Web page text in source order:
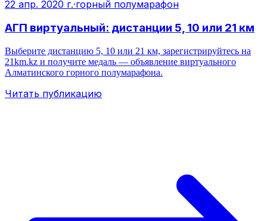
22 апр. 2020 г.·горный полумарафон
АГП виртуальный: дистанции 5, 10 или 21 км
Выберите дистанцию 5, 10 или 21 км, зарегистрируйтесь на
21km.kz и получите медаль — объявление виртуального
Алматинского горного полумарафона.
Читать публикацию